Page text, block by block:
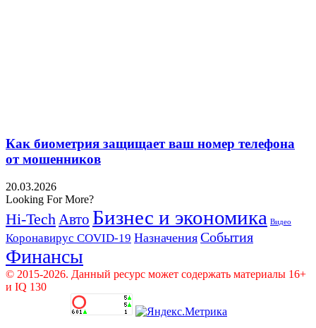
Как биометрия защищает ваш номер телефона
от мошенников
20.03.2026
Looking For More?
Hi-Tech Авто Бизнес и экономика Видео
Коронавирус COVID-19 Назначения События
Финансы
© 2015-2026. Данный ресурс может содержать материалы 16+
и IQ 130